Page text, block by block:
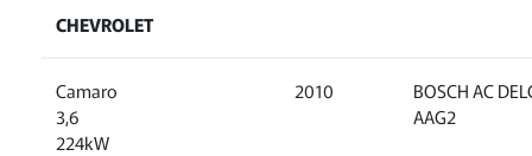
CHEVROLET
Camaro
3,6
224kW
2010
BOSCH AC
AAG2